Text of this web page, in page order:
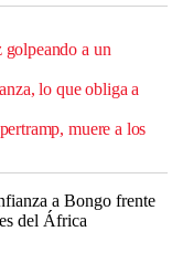
a un
lo que obliga a
muere a los
a Bongo frente
del África